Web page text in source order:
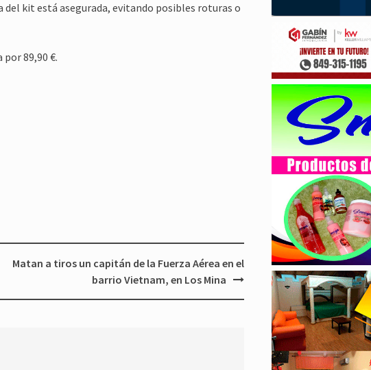
del kit está asegurada, evitando posibles roturas o
por 89,90 €.
Matan a tiros un capitán de la Fuerza Aérea en el
barrio Vietnam, en Los Mina